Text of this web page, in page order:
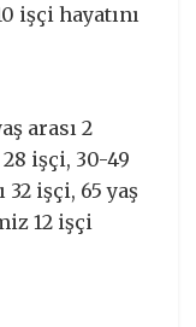
işçi hayatını
arası 2
işçi, 30-49
32 işçi, 65 yaş
12 işçi